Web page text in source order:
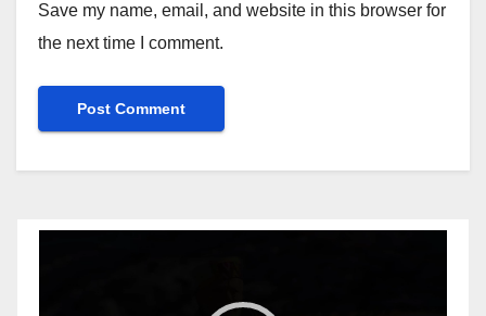
Save my name, email, and website in this browser for
the next time I comment.